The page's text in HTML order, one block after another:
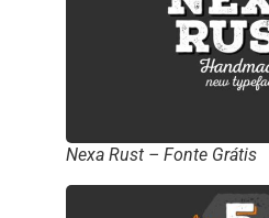
Nexa Rust – Fonte Grátis